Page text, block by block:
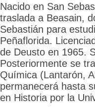
Nacido en San
traslada a Beasain,
Sebastián para
Peñaflorida.
de Deusto en 1965.
Posteriormente se
Química (Lantarón,
permanecerá hasta
en Historia por la